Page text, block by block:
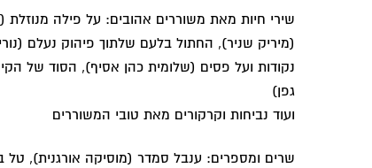
שירי חיות מאת משוררים אהובים: על פילה מנוזלת
(מיריק שניר), החתול בלעם שלתוך פיהוק נעלם
נקודות ועל פסים (שלומית כהן אסיף), הסוד של
גפן)
ועוד נביחות וקרקורים מאת טובי המשוררים
שרים ומספרים: ענבל סמדר (מוסיקה אורגנית), טל